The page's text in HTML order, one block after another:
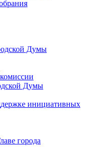
Думы
Думы
инициативных
города